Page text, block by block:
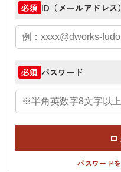
必須 ID（メールアドレス）
必須 パスワード
パスワード